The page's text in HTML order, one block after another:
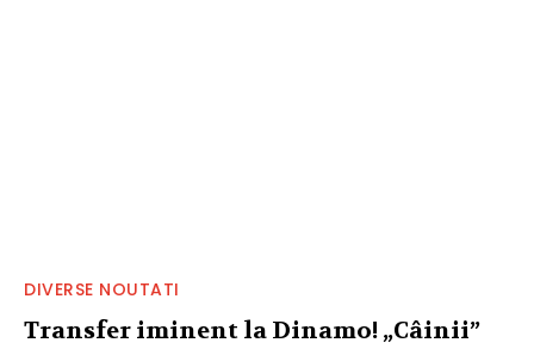
DIVERSE NOUTATI
Transfer iminent la Dinamo! „Câinii”